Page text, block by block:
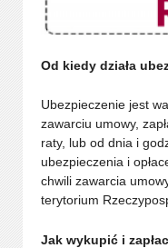
Od kiedy działa
Ubezpieczenie jest
zawarciu umowy,
raty, lub od dnia i
ubezpieczenia i
chwili zawarcia
terytorium
Jak wykupić i